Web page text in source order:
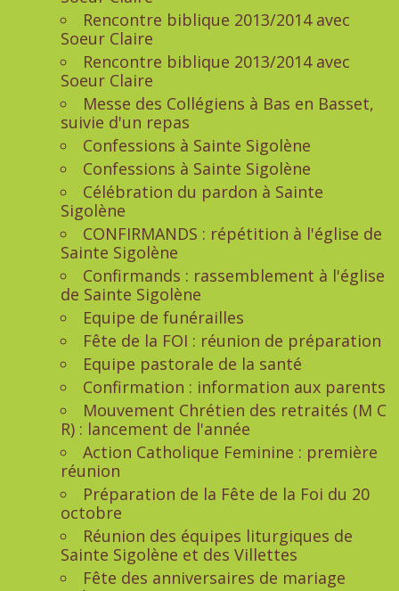
Rencontre biblique 2013/2014 avec
Soeur Claire
Rencontre biblique 2013/2014 avec
Soeur Claire
Messe des Collégiens à Bas en Basset,
suivie d'un repas
Confessions à Sainte Sigolène
Confessions à Sainte Sigolène
Célébration du pardon à Sainte
Sigolène
CONFIRMANDS : répétition à l'église de
Sainte Sigolène
Confirmands : rassemblement à l'église
de Sainte Sigolène
Equipe de funérailles
Fête de la FOI : réunion de préparation
Equipe pastorale de la santé
Confirmation : information aux parents
Mouvement Chrétien des retraités (M C
R) : lancement de l'année
Action Catholique Feminine : première
réunion
Préparation de la Fête de la Foi du 20
octobre
Réunion des équipes liturgiques de
Sainte Sigolène et des Villettes
Fête des anniversaires de mariage